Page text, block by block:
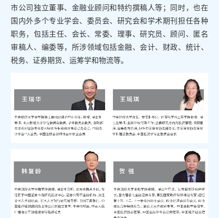
市公司独立董事、金融业顾问和特约撰稿人等；同时，也在
国内外多个专业学会、委员会、研究会和学术期刊担任各种
职务，包括主任、会长、常委、理事、研究员、顾问、匿名
审稿人、编委等，所涉领域包括金融、会计、财政、统计、
税务、证券期货、运筹学和物流等。